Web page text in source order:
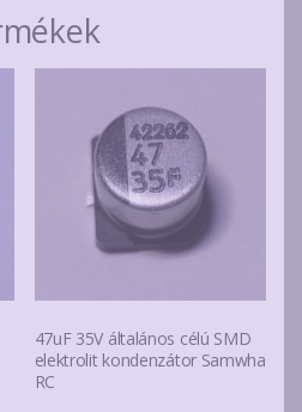
47uF 35V általános célú SMD
elektrolit kondenzátor Samwha
RC